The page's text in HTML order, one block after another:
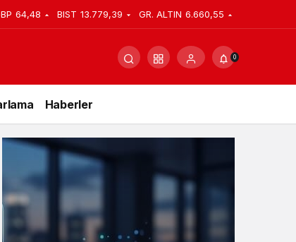
64,48 BIST 13.779,39 GR. ALTIN 6.660,55
0
Haberler